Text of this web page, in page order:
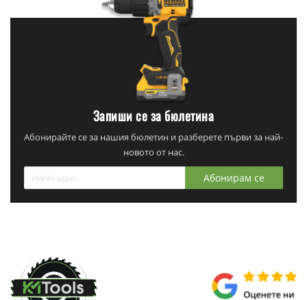
Запиши се за бюлетина
Абонирайте се за нашия бюлетин и разберете първи за най-
новото от нас.
Абонирам се